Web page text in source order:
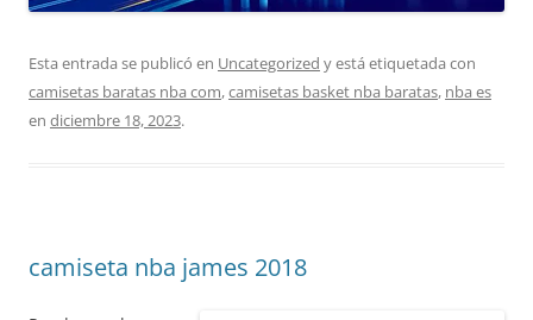
Esta entrada se publicó en Uncategorized y está etiquetada con
camisetas baratas nba com,camisetas basket nba baratas, nba es
en diciembre 18, 2023.
camiseta nba james 2018